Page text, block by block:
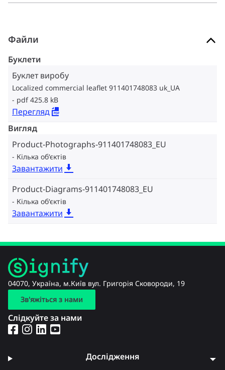
Файли
Буклети
Буклет виробу
Localized commercial leaflet 911401748083 uk_UA
pdf 425.8 kB
Перегляд
Вигляд
Product-Photographs-911401748083_EU
Кілька об‘єктів
Завантажити
Product-Diagrams-911401748083_EU
Кілька об‘єктів
Завантажити
04070, Україна, м.Київ вул. Григорія Сковороди, 19
Зв'яжіться з нами
Слідкуйте за нами
Дослідження